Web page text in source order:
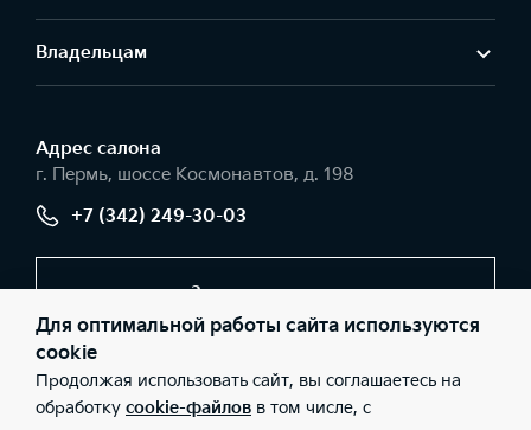
Владельцам
Адрес салонa
г. Пермь, шоссе Космонавтов, д. 198
+7 (342) 249-30-03
Заказать звонок
© 2026 Юридические лица ООО «Вега-моторс» (Фактический
адрес: г. Пермь, шоссе Космонавтов, д. 198; Телефон: +7 (342)
249-30-03; ИНН: 5902879460; ОГРН: 1115902006505), ООО «Киа
Для оптимальной работы сайта используются
cookie
Продолжая использовать сайт, вы соглашаетесь на
обработку cookie-файлов в том числе, с